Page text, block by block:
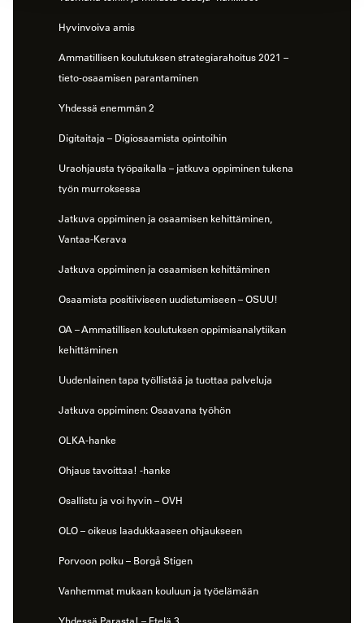
Hyvinvoiva amis
Ammatillisen koulutuksen strategiarahoitus 2021 –
tieto-osaamisen parantaminen
Yhdessä enemmän 2
Digitaitaja – Digiosaamista opintoihin
Uraohjausta työpaikalla – jatkuva oppiminen tukena
työn murroksessa
Jatkuva oppiminen ja osaamisen kehittäminen,
Vantaa-Kerava
Jatkuva oppiminen ja osaamisen kehittäminen
Osaamista positiiviseen uudistumiseen – OSUU!
OA – Ammatillisen koulutuksen oppimisanalytiikan
kehittäminen
Uudenlainen tapa työllistää ja tuottaa palveluja
Jatkuva oppiminen: Osaavana työhön
OLKA-hanke
Ohjaus tavoittaa! -hanke
Osallistu ja voi hyvin – OVH
OLO – oikeus laadukkaaseen ohjaukseen
Porvoon polku – Borgå Stigen
Vanhemmat mukaan kouluun ja työelämään
Yhdessä Parasta! – Etelä 3